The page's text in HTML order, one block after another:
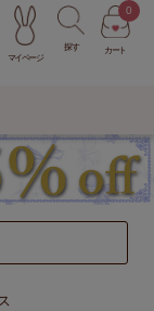
マイページ
探す カート
0